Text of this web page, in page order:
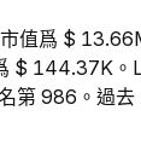
值爲 $
$ 144.37K。
第 986。過